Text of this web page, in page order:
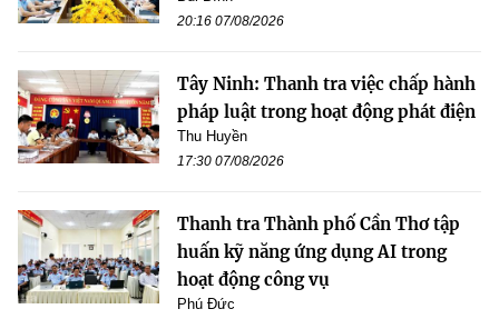
20:16 07/08/2026
Tây Ninh: Thanh tra việc chấp hành
pháp luật trong hoạt động phát điện
Thu Huyền
17:30 07/08/2026
Thanh tra Thành phố Cần Thơ tập
huấn kỹ năng ứng dụng AI trong
hoạt động công vụ
Phú Đức